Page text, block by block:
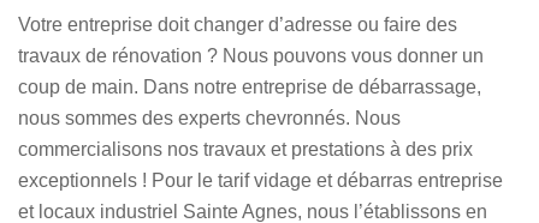
Votre entreprise doit changer d’adresse ou faire des
travaux de rénovation ? Nous pouvons vous donner un
coup de main. Dans notre entreprise de débarrassage,
nous sommes des experts chevronnés. Nous
commercialisons nos travaux et prestations à des prix
exceptionnels ! Pour le tarif vidage et débarras entreprise
et locaux industriel Sainte Agnes, nous l’établissons en